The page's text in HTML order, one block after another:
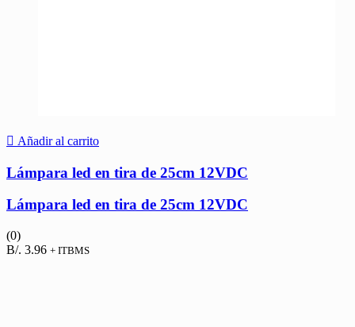
Añadir al carrito
Lámpara led en tira de 25cm 12VDC
Lámpara led en tira de 25cm 12VDC
(0)
B/. 3.96 + ITBMS